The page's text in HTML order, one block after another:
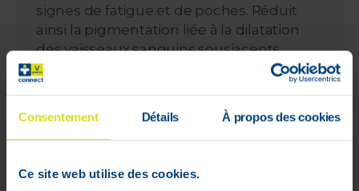
Consentement Détails À propos des cookies
Ce site web utilise des cookies.
signes de fatigue et de poches. Réduit
ainsi la pigmentation liée à la dilatation
des vaisseaux sanguins sousjacents.
Drainante et lipolytique : corrige les
aspects inesthétiques de la cellulite en
stimulant la lipase hormono-sensible et,
en conséquence, le mécanisme de
dégradation des triglycérides des amas